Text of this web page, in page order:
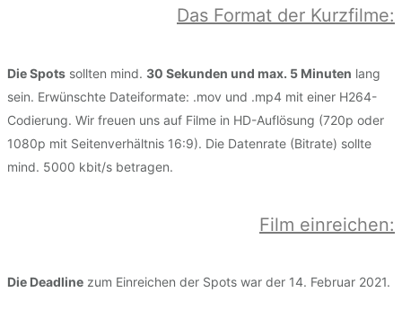
Das Format der Kurzfilme:
Die Spots sollten mind. 30 Sekunden und max. 5 Minuten lang
sein. Erwünschte Dateiformate: .mov und .mp4 mit einer H264-
Codierung. Wir freuen uns auf Filme in HD-Auflösung (720p oder
1080p mit Seitenverhältnis 16:9). Die Datenrate (Bitrate) sollte
mind. 5000 kbit/s betragen.
Film einreichen:
Die Deadline zum Einreichen der Spots war der 14. Februar 2021.